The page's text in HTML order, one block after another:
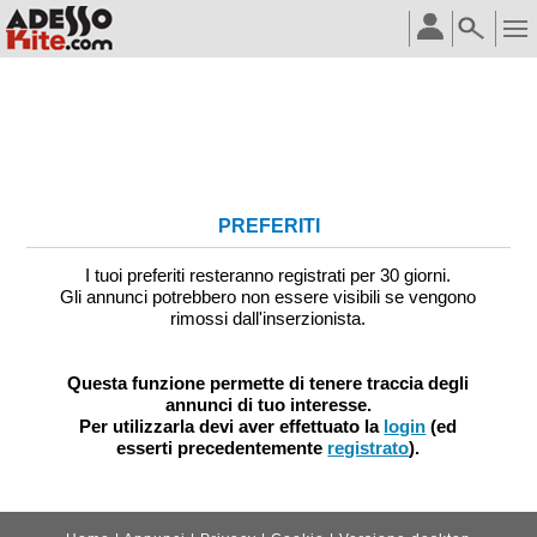
PREFERITI
I tuoi preferiti resteranno registrati per 30 giorni.
Gli annunci potrebbero non essere visibili se vengono
rimossi dall'inserzionista.
Questa funzione permette di tenere traccia degli
annunci di tuo interesse.
Per utilizzarla devi aver effettuato la login (ed
esserti precedentemente registrato).